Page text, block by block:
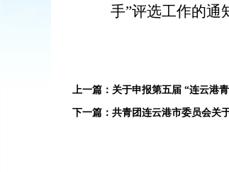
手”评选工作的通
上一篇： 关于申报第五届 “连云港
下一篇： 共青团连云港市委员会关